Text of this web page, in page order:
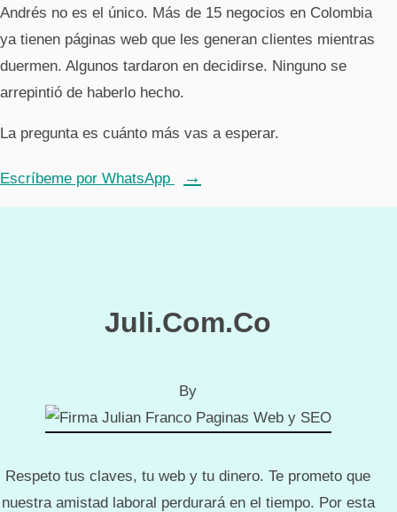
Andrés no es el único. Más de 15 negocios en Colombia
ya tienen páginas web que les generan clientes mientras
duermen. Algunos tardaron en decidirse. Ninguno se
arrepintió de haberlo hecho.
La pregunta es cuánto más vas a esperar.
Escríbeme por WhatsApp
Juli.Com.Co
By
Respeto tus claves, tu web y tu dinero. Te prometo que
nuestra amistad laboral perdurará en el tiempo. Por esta